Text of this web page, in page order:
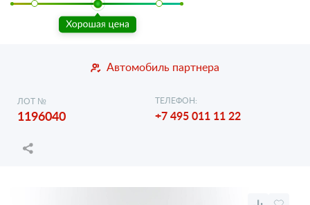
Автомобиль партнера
ЛОТ №
1196040
ТЕЛЕФОН:
+7 495 011 11 22